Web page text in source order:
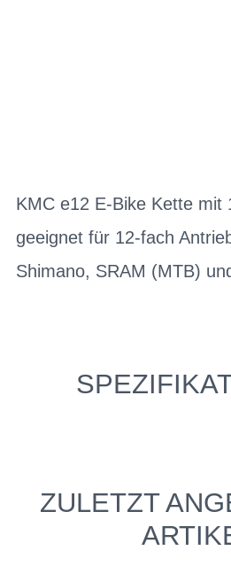
KMC e12 E-Bike Kette mit
geeignet für 12-fach
Shimano, SRAM (MTB)
ZULETZT